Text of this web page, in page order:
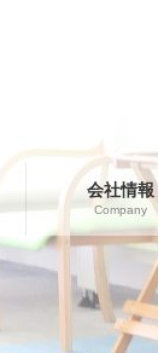
会社情報
Company